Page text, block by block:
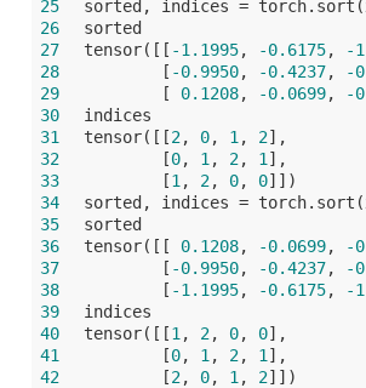
25
sorted, indices =
26
sorted
27
tensor([[ -1.1995, -0.6175, -
28
[ -0.9950, -0.4237, -
29
[ 0.1208, -0.0699, -
30
indices
31
tensor([[2, 0, 1 , 2],
32
[0, 1 , 2, 1 ],
33
[1 , 2, 0, 0]])
34
sorted, indices =
35
sorted
36
tensor([[ 0.1208, -0.0699, -
37
[ -0.9950, -0.4237, -
38
[ -1.1995, -0.6175, -
39
indices
40
tensor([[1 , 2, 0, 0],
41
[0, 1 , 2, 1 ],
42
[2, 0, 1 , 2]])